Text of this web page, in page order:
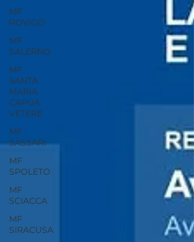
MF
ROVIGO
MF
SALERNO
MF
SANTA
MARIA
CAPUA
VETERE
MF
SASSARI
MF
SPOLETO
MF
SCIACCA
MF
SIRACUSA